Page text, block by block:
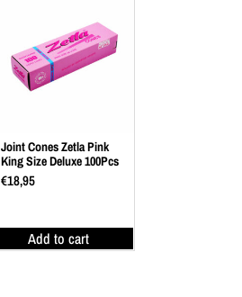
Joint Cones Zetla Pink
King Size Deluxe 100Pcs
€18,95
Add to cart